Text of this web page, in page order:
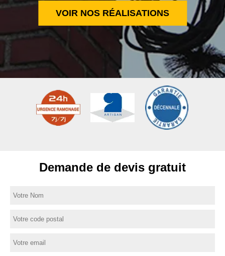
VOIR NOS RÉALISATIONS
Demande de devis gratuit